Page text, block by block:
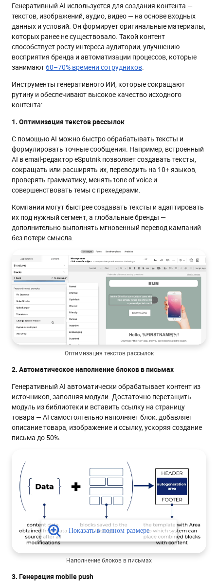
Генеративный AI используется для создания контента —
текстов, изображений, аудио, видео — на основе входных
данных и условий. Он формирует оригинальные материалы,
которых ранее не существовало. Такой контент
способствует росту интереса аудитории, улучшению
восприятия бренда и автоматизации процессов, которые
занимают 60–70% времени сотрудников
Инструменты генеративного ИИ, которые сокращают
рутину и обеспечивают высокое качество исходного
контента:
1. Оптимизация текстов рассылок
С помощью AI можно быстро обрабатывать тексты и
формулировать точные сообщения. Например, встроенный
AI в email-редактор eSputnik позволяет создавать тексты,
сокращать или расширять их, переводить на 10+ языков,
проверять грамматику, менять tone of voice и
совершенствовать темы с прехедерами.
Компании могут быстрее создавать тексты и адаптировать
их под нужный сегмент, а глобальные бренды —
дополнительно выполнять мгновенный перевод кампаний
без потери смысла.
Оптимизация текстов рассылок
2. Автоматическое наполнение блоков в письмах
Генеративный AI автоматически обрабатывает контент из
источников, заполняя модули. Достаточно перетащить
модуль из библиотеки и вставить ссылку на страницу
товара — AI самостоятельно наполняет блок: добавляет
описание товара, изображение и ссылку, ускоряя создание
письма до 50%.
Наполнение блоков в письмах
3. Генерация mobile push